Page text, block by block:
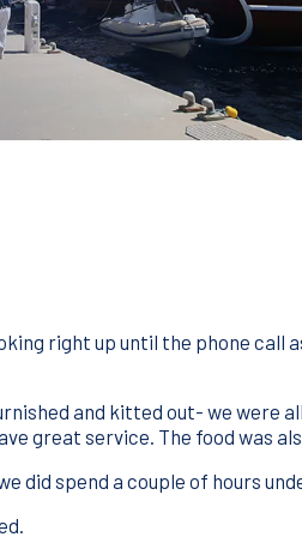
right up until the phone call
and kitted out- we
great service. The food was
did spend a couple of hours